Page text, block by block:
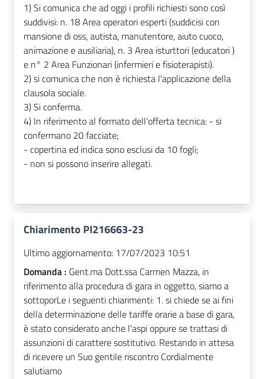
1) Si comunica che ad oggi i profili richiesti sono così
suddivisi: n. 18 Area operatori esperti (suddicisi con
mansione di oss, autista, manutentore, aiuto cuoco,
animazione e ausiliaria), n. 3 Area isturttori (educatori )
e n° 2 Area Funzionari (infermieri e fisioterapisti).
2) si comunica che non è richiesta l'applicazione della
clausola sociale.
3) Si conferma.
4) In riferimento al formato dell'offerta tecnica: - si
confermano 20 facciate;
- copertina ed indica sono esclusi da 10 fogli;
- non si possono inserire allegati.
Chiarimento PI216663-23
Ultimo aggiornamento: 17/07/2023 10:51
Domanda : Gent.ma Dott.ssa Carmen Mazza, in
riferimento alla procedura di gara in oggetto, siamo a
sottoporLe i seguenti chiarimenti: 1. si chiede se ai fini
della determinazione delle tariffe orarie a base di gara,
è stato considerato anche l'aspi oppure se trattasi di
assunzioni di carattere sostitutivo. Restando in attesa
di ricevere un Suo gentile riscontro Cordialmente
salutiamo